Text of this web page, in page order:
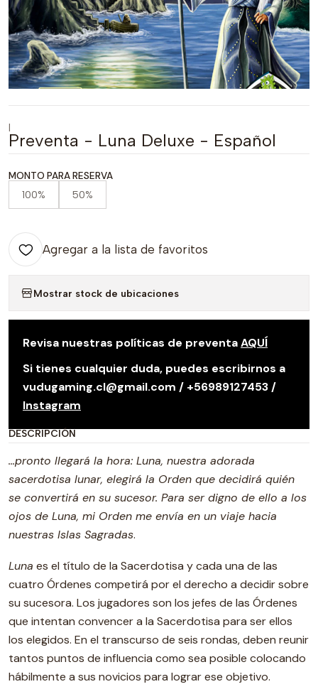
|
Preventa - Luna Deluxe - Español
MONTO PARA RESERVA
100% 50%
Agregar a la lista de favoritos
Mostrar stock de ubicaciones
Revisa nuestras políticas de preventaAQUÍ
Si tienes cualquier duda, puedes escribirnos a
vudugaming.cl@gmail.com / +56989127453 /
Instagram
DESCRIPCIÓN
…pronto llegará la hora: Luna, nuestra adorada
sacerdotisa lunar, elegirá la Orden que decidirá quién
se convertirá en su sucesor. Para ser digno de ello a los
ojos de Luna, mi Orden me envía en un viaje hacia
nuestras Islas Sagradas.
Luna es el título de la Sacerdotisa y cada una de las
cuatro Órdenes competirá por el derecho a decidir sobre
su sucesora. Los jugadores son los jefes de las Órdenes
que intentan convencer a la Sacerdotisa para ser ellos
los elegidos. En el transcurso de seis rondas, deben reunir
tantos puntos de influencia como sea posible colocando
hábilmente a sus novicios para lograr ese objetivo.